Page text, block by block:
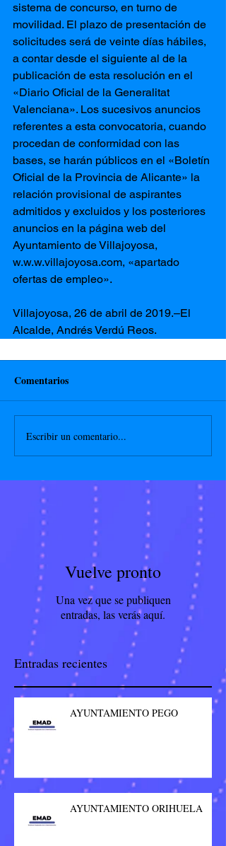
sistema de concurso, en turno de
movilidad. El plazo de presentación de
solicitudes será de veinte días hábiles,
a contar desde el siguiente al de la
publicación de esta resolución en el
«Diario Oficial de la Generalitat
Valenciana». Los sucesivos anuncios
referentes a esta convocatoria, cuando
procedan de conformidad con las
bases, se harán públicos en el «Boletín
Oficial de la Provincia de Alicante» la
relación provisional de aspirantes
admitidos y excluidos y los posteriores
anuncios en la página web del
Ayuntamiento de Villajoyosa,
w.w.w.villajoyosa.com, «apartado
ofertas de empleo».
Villajoyosa, 26 de abril de 2019.–El
Alcalde, Andrés Verdú Reos.
Comentarios
Escribir un comentario...
Vuelve pronto
Una vez que se publiquen
entradas, las verás aquí.
Entradas recientes
AYUNTAMIENTO PEGO
AYUNTAMIENTO ORIHUELA